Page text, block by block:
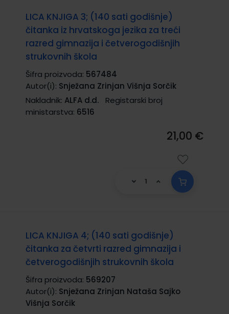
LICA KNJIGA 3; (140 sati godišnje)
čitanka iz hrvatskoga jezika za treći
razred gimnazija i četverogodišnjih
strukovnih škola
Šifra proizvoda: 567484
Autor(i): Snježana Zrinjan Višnja Sorčik
Nakladnik: ALFA d.d.
Registarski broj
ministarstva: 6516
21,00 €
LICA KNJIGA 4; (140 sati godišnje)
čitanka za četvrti razred gimnazija i
četverogodišnjih strukovnih škola
Šifra proizvoda: 569207
Autor(i): Snježana Zrinjan Nataša Sajko
Višnja Sorčik